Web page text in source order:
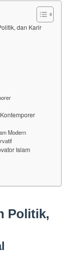
dan Karir
Modern
Islam
Politik,